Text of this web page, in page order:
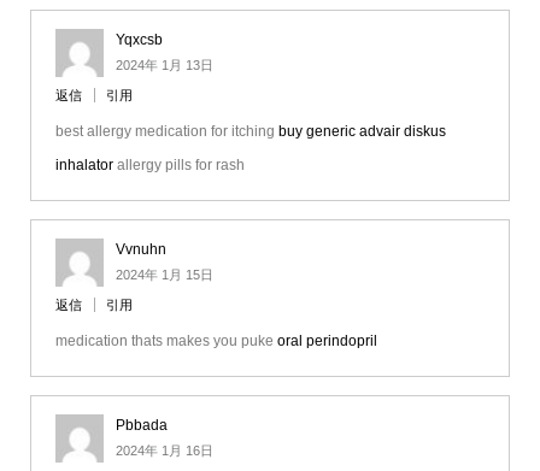
Yqxcsb
2024年 1月 13日
返信 引用
best allergy medication for itching buy generic advair diskus
inhalatorallergy pills for rash
Vvnuhn
2024年 1月 15日
返信 引用
medication thats makes you puke oral perindopril
Pbbada
2024年 1月 16日